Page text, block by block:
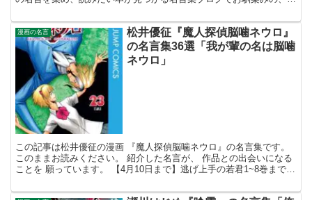
漫画の名言
松井優征『魔人探偵脳噛ネウロ』
の名言集36選「我が輩の名は脳噛
ネウロ」
この記事は松井優征の漫画 『魔人探偵脳噛ネウロ』の名言集です。
このままお読みください。 紹介した名言が、 作品との出会いになる
ことを 願っています。 【4月10日まで】逃げ上手の若君1~8巻まで無